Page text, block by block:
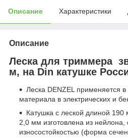
Описание Характеристики
Описание
Леска для триммера
м, на Din катушке
Леска DENZEL применяется
материала в электрических и
Катушка с леской длиной
2,0 мм изготовлена из
износостойкостью (форма